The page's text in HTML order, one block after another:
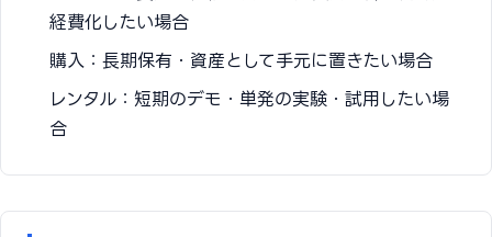
経費化したい場合
購入：長期保有・資産として手元に置きたい場合
レンタル：短期のデモ・単発の実験・試用したい場
合